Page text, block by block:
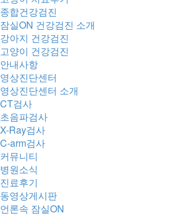
종합건강검진
잠실ON 건강검진 소개
강아지 건강검진
고양이 건강검진
안내사항
영상진단센터
영상진단센터 소개
CT검사
초음파검사
X-Ray검사
C-arm검사
커뮤니티
병원소식
진료후기
동영상게시판
언론속 잠실ON